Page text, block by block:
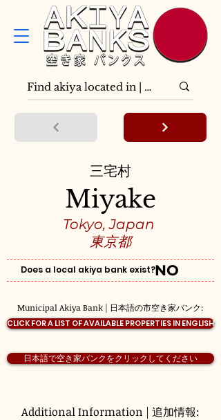
三宅村
Tokyo, Japan
Additional Information | 追加情報:
Municipal Akiya Bank | 日本語の市空き家バンク:
Miyake
Does a local akiya bank exist?
日本語で空き家バンクをクリックしてください
東京都
NO
CLICK FOR A LIST OF AVAILABLE PROPERTIES IN ENGLISH